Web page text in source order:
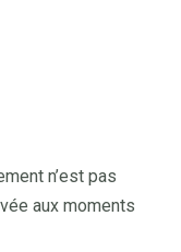
n’est pas
aux moments